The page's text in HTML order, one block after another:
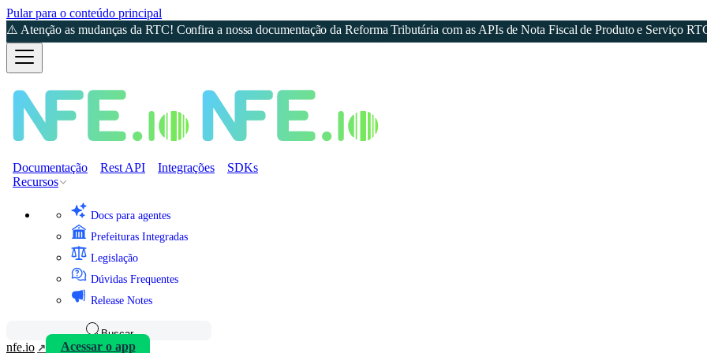
Pular para o conteúdo principal
⚠️ Atenção as mudanças da RTC! Confira a nossa documentação da Reforma Tributária com as APIs de Nota Fiscal de Produto e Serviço
Documentação Rest API Integrações
SDKs
Recursos
Docs para agentes
Prefeituras Integradas
Legislação
Dúvidas Frequentes
Release Notes
Buscar
nfe.io Acessar o app